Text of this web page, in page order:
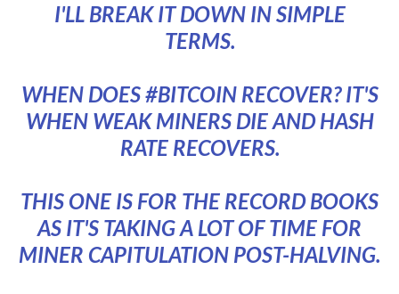
I'LL BREAK IT DOWN IN SIMPLE
TERMS.
WHEN DOES#BITCOINRECOVER? IT'S
WHEN WEAK MINERS DIE AND HASH
RATE RECOVERS.
THIS ONE IS FOR THE RECORD BOOKS
AS IT'S TAKING A LOT OF TIME FOR
MINER CAPITULATION POST-HALVING.